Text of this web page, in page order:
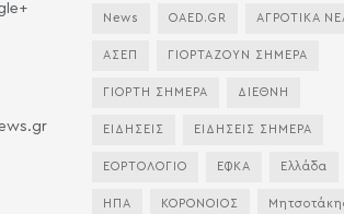
News OAED.GR ΑΓΡΟΤΙΚΑ
ΑΣΕΠ ΓΙΟΡΤΑΖΟΥΝ ΣΗΜΕΡΑ
ΓΙΟΡΤΗ ΣΗΜΕΡΑ ΔΙΕΘΝΗ
ΕΙΔΗΣΕΙΣ ΕΙΔΗΣΕΙΣ ΣΗΜΕΡΑ
ΕΟΡΤΟΛΟΓΙΟ ΕΦΚΑ Ελλάδα
ΗΠΑ ΚΟΡΟΝΟΙΟΣ